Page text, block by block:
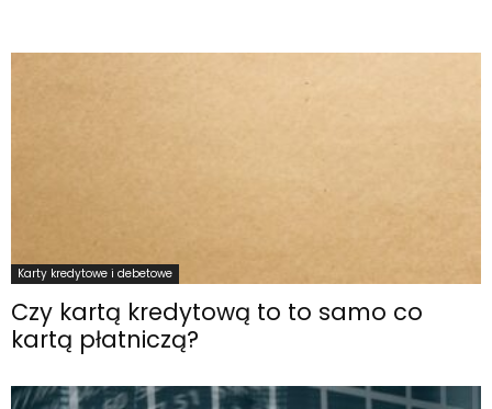
Karty kredytowe i debetowe
Czy kartą kredytową to to samo co
kartą płatniczą?